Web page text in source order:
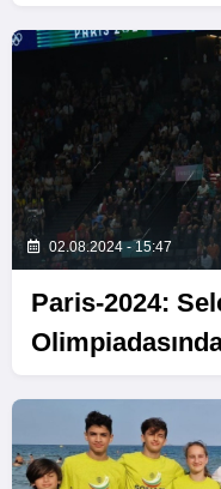
02.08.2024 - 15:47
Paris-2024: